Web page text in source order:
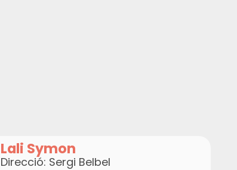
Lali Symon
Direcció: Sergi Belbel